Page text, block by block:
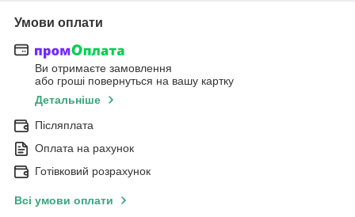
Умови оплати
Ви отримаєте замовлення
або гроші повернуться на вашу картку
Детальніше
Післяплата
Оплата на рахунок
Готівковий розрахунок
Всі умови оплати